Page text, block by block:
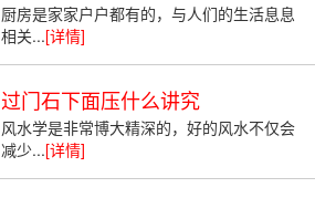
厨房是家家户户都有的，与人们的生活息息
相关...[详情]
过门石下面压什么讲究
风水学是非常博大精深的，好的风水不仅会
减少...[详情]